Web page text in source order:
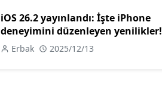
iOS 26.2 yayınlandı: İşte iPhone
deneyimini düzenleyen yenilikler!
Erbak 2025/12/13